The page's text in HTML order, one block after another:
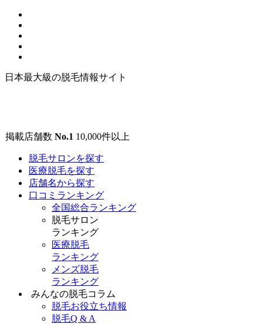
日本最大級の脱毛情報サイト
掲載店舗数 No.1 10,000件以上
脱毛サロンを探す
医療脱毛を探す
店舗名から探す
口コミランキング
全国総合ランキング
脱毛サロン
ランキング
医療脱毛
ランキング
メンズ脱毛
ランキング
みんなの脱毛コラム
脱毛お役立ち情報
脱毛Q & A